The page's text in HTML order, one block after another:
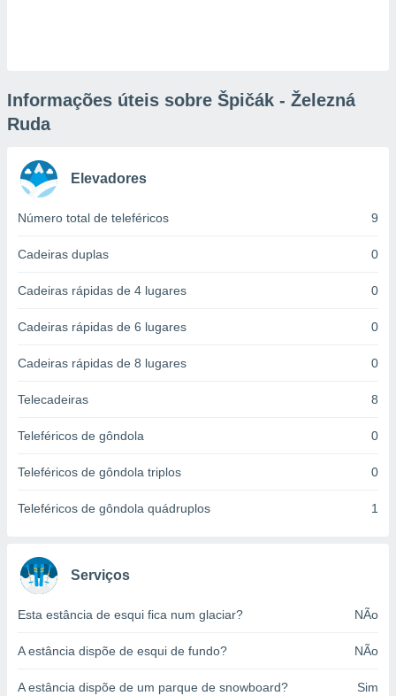
nós e
únicos
para
este sitio
de
seus
seu
em “
de
Informações úteis sobre Špičák - Železná
Ruda
Elevadores
Número total de teleféricos 9
Cadeiras duplas 0
Cadeiras rápidas de 4 lugares 0
Cadeiras rápidas de 6 lugares 0
Cadeiras rápidas de 8 lugares 0
Telecadeiras 8
Teleféricos de gôndola 0
Teleféricos de gôndola triplos 0
Teleféricos de gôndola quádruplos 1
Serviços
Esta estância de esqui fica num glaciar? NÃo
A estância dispõe de esqui de fundo? NÃo
A estância dispõe de um parque de snowboard? Sim